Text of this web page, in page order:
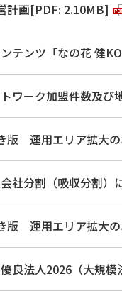
計画[PDF: 2.10MB]
ンテンツ「なの花 健
トワーク加盟件数及
版 運用エリア拡大
会社分割（吸収分割
版 運用エリア拡大
優良法人2026（大規